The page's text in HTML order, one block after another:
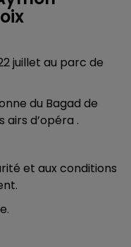
juillet au parc de
du Bagad de
airs d’opéra .
et aux conditions